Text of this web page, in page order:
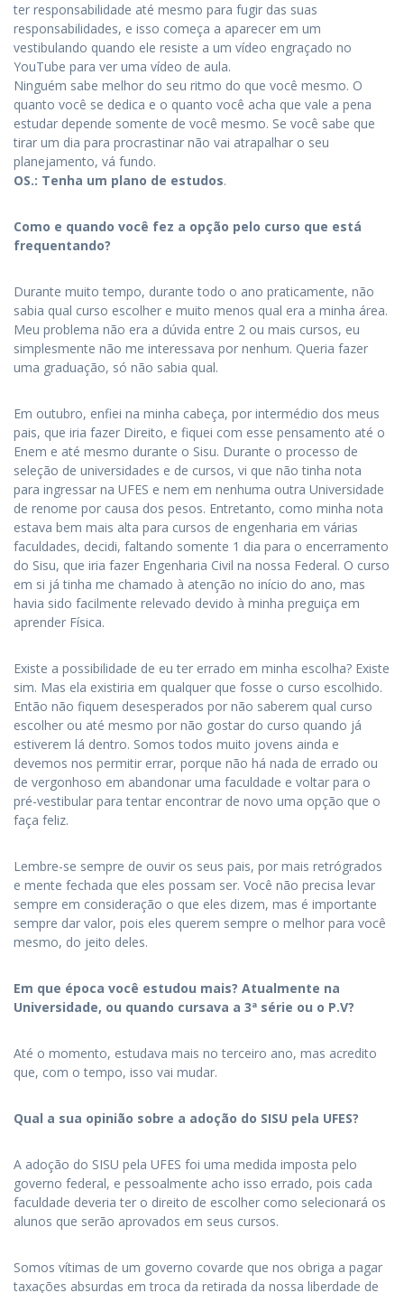
ter responsabilidade até mesmo para fugir das suas
responsabilidades, e isso começa a aparecer em um
vestibulando quando ele resiste a um vídeo engraçado no
YouTube para ver uma vídeo de aula.
Ninguém sabe melhor do seu ritmo do que você mesmo. O
quanto você se dedica e o quanto você acha que vale a pena
estudar depende somente de você mesmo. Se você sabe que
tirar um dia para procrastinar não vai atrapalhar o seu
planejamento, vá fundo.
OS.: Tenha um plano de estudos.
Como e quando você fez a opção pelo curso que está
frequentando?
Durante muito tempo, durante todo o ano praticamente, não
sabia qual curso escolher e muito menos qual era a minha área.
Meu problema não era a dúvida entre 2 ou mais cursos, eu
simplesmente não me interessava por nenhum. Queria fazer
uma graduação, só não sabia qual.
Em outubro, enfiei na minha cabeça, por intermédio dos meus
pais, que iria fazer Direito, e fiquei com esse pensamento até o
Enem e até mesmo durante o Sisu. Durante o processo de
seleção de universidades e de cursos, vi que não tinha nota
para ingressar na UFES e nem em nenhuma outra Universidade
de renome por causa dos pesos. Entretanto, como minha nota
estava bem mais alta para cursos de engenharia em várias
faculdades, decidi, faltando somente 1 dia para o encerramento
do Sisu, que iria fazer Engenharia Civil na nossa Federal. O curso
em si já tinha me chamado à atenção no início do ano, mas
havia sido facilmente relevado devido à minha preguiça em
aprender Física.
Existe a possibilidade de eu ter errado em minha escolha? Existe
sim. Mas ela existiria em qualquer que fosse o curso escolhido.
Então não fiquem desesperados por não saberem qual curso
escolher ou até mesmo por não gostar do curso quando já
estiverem lá dentro. Somos todos muito jovens ainda e
devemos nos permitir errar, porque não há nada de errado ou
de vergonhoso em abandonar uma faculdade e voltar para o
pré-vestibular para tentar encontrar de novo uma opção que o
faça feliz.
Lembre-se sempre de ouvir os seus pais, por mais retrógrados
e mente fechada que eles possam ser. Você não precisa levar
sempre em consideração o que eles dizem, mas é importante
sempre dar valor, pois eles querem sempre o melhor para você
mesmo, do jeito deles.
Em que época você estudou mais? Atualmente na
Universidade, ou quando cursava a 3ª série ou o P.V?
Até o momento, estudava mais no terceiro ano, mas acredito
que, com o tempo, isso vai mudar.
Qual a sua opinião sobre a adoção do SISU pela UFES?
A adoção do SISU pela UFES foi uma medida imposta pelo
governo federal, e pessoalmente acho isso errado, pois cada
faculdade deveria ter o direito de escolher como selecionará os
alunos que serão aprovados em seus cursos.
Somos vítimas de um governo covarde que nos obriga a pagar
taxações absurdas em troca da retirada da nossa liberdade de